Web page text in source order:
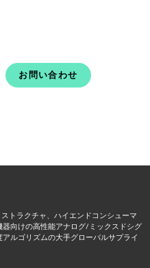
お問い合わせ
トラクチャ、ハイエンドコンシューマ
器向けの高性能アナログ/ミックスドシグ
ルゴリズムの大手グローバルサプライ